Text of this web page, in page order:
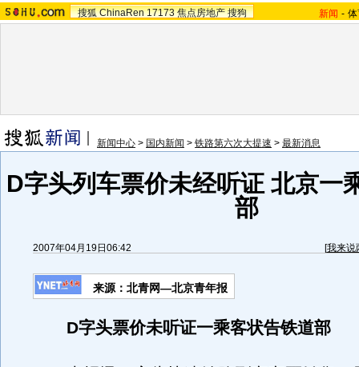
搜狐 ChinaRen 17173 焦点房地产 搜狗 新闻 -
新闻中心 > 国内新闻 > 铁路第六次大提速 > 最新消息
D字头列车票价未经听证 北京一
部
2007年04月19日06:42 [我来说
来源：北青网—北京青年报
D字头票价未听证一乘客状告铁道部